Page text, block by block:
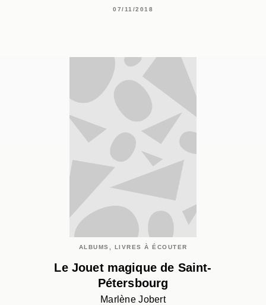
07/11/2018
ALBUMS, LIVRES À ÉCOUTER
Le Jouet magique de Saint-
Pétersbourg
Marlène Jobert